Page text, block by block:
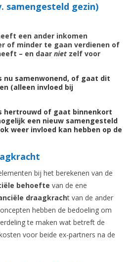
samengesteld gezin)
een ander inkomen
of minder te gaan verdienen of
– en daar nietzelf voor
nu samenwonend, of gaat dit
(alleen invloed bij
hertrouwd of gaat binnenkort
een nieuw samengesteld
weer invloed kan hebben op de
bij het berekenen van de
behoefte van de ene
draagkracht van de ander
hebben de bedoeling om
te maken wat betreft de
voor beide ex-partners na de